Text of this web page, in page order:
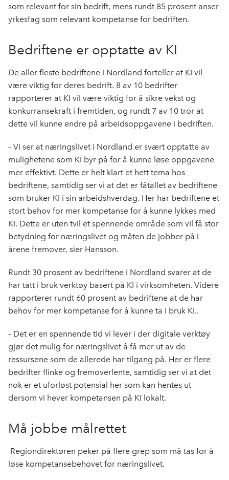
som relevant for sin bedrift, mens rundt 85 prosent anser
yrkesfag som relevant kompetanse for bedriften.
Bedriftene er opptatte av KI
De aller fleste bedriftene i Nordland forteller at KI vil
være viktig for deres bedrift. 8 av 10 bedrifter
rapporterer at KI vil være viktig for å sikre vekst og
konkurransekraft i fremtiden, og rundt 7 av 10 tror at
dette vil kunne endre på arbeidsoppgavene i bedriften.
– Vi ser at næringslivet i Nordland er svært opptatte av
mulighetene som KI byr på for å kunne løse oppgavene
mer effektivt. Dette er helt klart et hett tema hos
bedriftene, samtidig ser vi at det er fåtallet av bedriftene
som bruker KI i sin arbeidshverdag. Her har bedriftene et
stort behov for mer kompetanse for å kunne lykkes med
KI. Dette er uten tvil et spennende område som vil få stor
betydning for næringslivet og måten de jobber på i
årene fremover, sier Hansson.
Rundt 30 prosent av bedriftene i Nordland svarer at de
har tatt i bruk verktøy basert på KI i virksomheten. Videre
rapporterer rundt 60 prosent av bedriftene at de har
behov for mer kompetanse for å kunne ta i bruk KI..
– Det er en spennende tid vi lever i der digitale verktøy
gjør det mulig for næringslivet å få mer ut av de
ressursene som de allerede har tilgang på. Her er flere
bedrifter flinke og fremoverlente, samtidig ser vi at det
nok er et uforløst potensial her som kan hentes ut
dersom vi hever kompetansen på KI lokalt.
Må jobbe målrettet
Regiondirektøren peker på flere grep som må tas for å
løse kompetansebehovet for næringslivet.